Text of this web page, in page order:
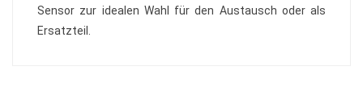
Sensor zur idealen Wahl für den Austausch oder als
Ersatzteil.